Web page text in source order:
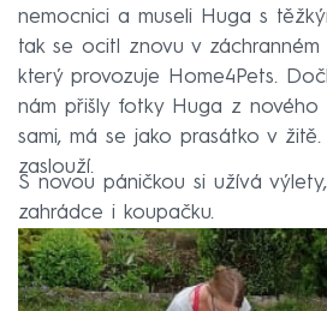
nemocnici a museli Huga s
tak se ocitl znovu v záchranném
který provozuje Home4Pets.
nám přišly fotky Huga z nového
sami, má se jako prasátko v
zaslouží.
S novou páničkou si užívá
zahrádce i koupačku.